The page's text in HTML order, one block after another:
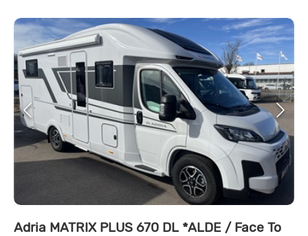
Adria MATRIX PLUS 670 DL *ALDE / Face To